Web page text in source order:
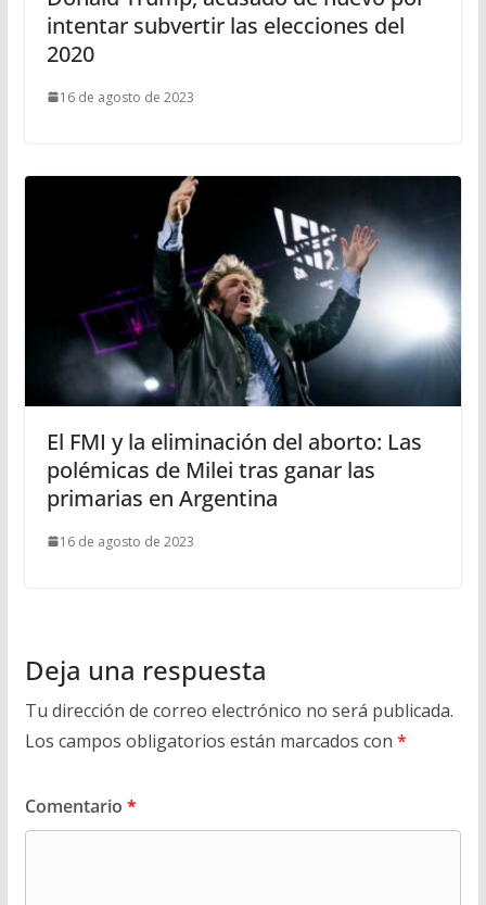
intentar subvertir las elecciones del
2020
16 de agosto de 2023
El FMI y la eliminación del aborto: Las
polémicas de Milei tras ganar las
primarias en Argentina
16 de agosto de 2023
Deja una respuesta
Tu dirección de correo electrónico no será publicada.
Los campos obligatorios están marcados con *
Comentario *